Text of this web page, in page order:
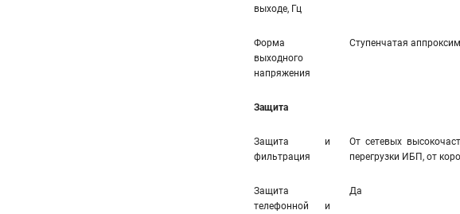
выходе, Гц
Форма
выходного
напряжения
Ступенчатая
Защита
Защита и
фильтрация
От сетевых
перегрузки ИБП, от
Защита
телефонной и
Да